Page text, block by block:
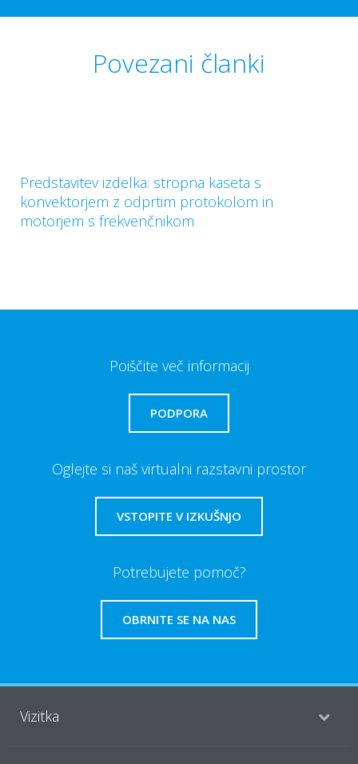
Povezani članki
Predstavitev izdelka: stropna kaseta s
konvektorjem z odprtim protokolom in
motorjem s frekvenčnikom
Poiščite več informacij
PODPORA
Oglejte si naš virtualni razstavni prostor
VSTOPITE V IZKUŠNJO
Potrebujete pomoč?
OBRNITE SE NA NAS
Vizitka